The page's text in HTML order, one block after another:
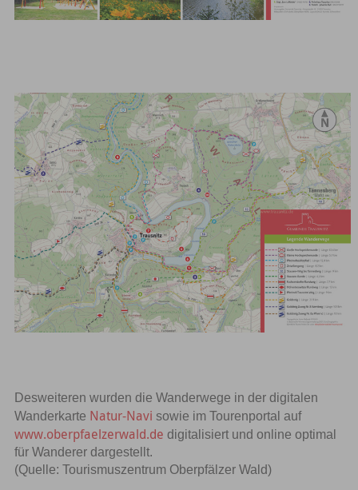
Desweiteren wurden die Wanderwege in der digitalen
Wanderkarte Natur-Navi sowie im Tourenportal auf
www.oberpfaelzerwald.de digitalisiert und online optimal
für Wanderer dargestellt.
(Quelle: Tourismuszentrum Oberpfälzer Wald)